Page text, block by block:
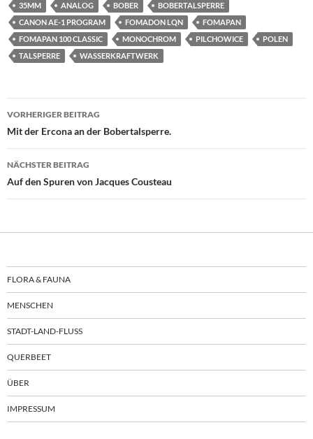
35MM ANALOG BOBER
BOBERTALSPERRE
CANON AE-1 PROGRAM
FOMADON LQN
FOMAPAN
FOMAPAN 100 CLASSIC
MONOCHROM PILCHOWICE
POLEN
TALSPERRE
WASSERKRAFTWERK
Beitragsnavigation
VORHERIGER BEITRAG
Mit der Ercona an der Bobertalsperre.
NÄCHSTER BEITRAG
Auf den Spuren von Jacques Cousteau
FLORA & FAUNA
MENSCHEN
STADT-LAND-FLUSS
QUERBEET
ÜBER
IMPRESSUM